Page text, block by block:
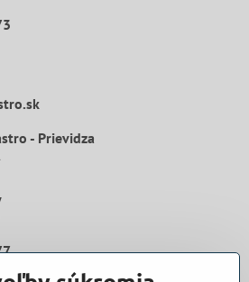
- Prievidza